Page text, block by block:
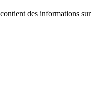
contient des informations sur